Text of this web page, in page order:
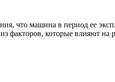
что машина в период ее
факторов, которые влияют на